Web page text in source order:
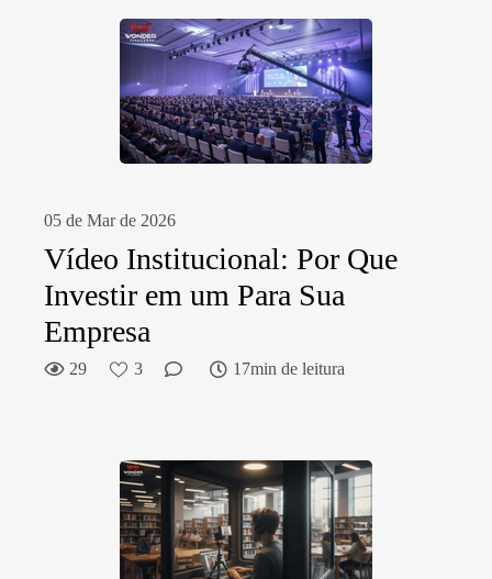
05 de Mar de 2026
Vídeo Institucional: Por Que
Investir em um Para Sua
Empresa
29 3 17min de leitura